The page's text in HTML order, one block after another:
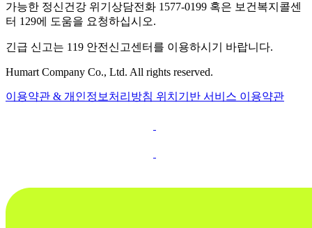
가능한 정신건강 위기상담전화 1577-0199 혹은 보건복지콜센
터 129에 도움을 요청하십시오.
긴급 신고는 119 안전신고센터를 이용하시기 바랍니다.
Humart Company Co., Ltd. All rights reserved.
이용약관 & 개인정보처리방침 위치기반 서비스 이용약관